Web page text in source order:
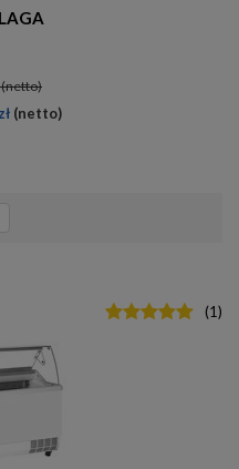
(netto)
(netto)
(1)